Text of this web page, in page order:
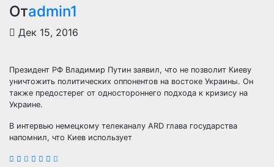
Отadmin1
Дек 15, 2016
Президент РФ Владимир Путин заявил, что не позволит Киеву
уничтожить политических оппонентов на востоке Украины. Он
также предостерег от одностороннего подхода к кризису на
Украине.
В интервью немецкому телеканалу ARD глава государства
напомнил, что Киев использует